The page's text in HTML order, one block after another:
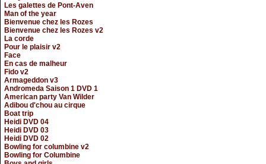
Les galettes de Pont-Aven
Man of the year
Bienvenue chez les Rozes
Bienvenue chez les Rozes v2
La corde
Pour le plaisir v2
Face
En cas de malheur
Fido v2
Armageddon v3
Andromeda Saison 1 DVD 1
American party Van Wilder
Adibou d'chou au cirque
Boat trip
Heidi DVD 04
Heidi DVD 03
Heidi DVD 02
Bowling for columbine v2
Bowling for Columbine